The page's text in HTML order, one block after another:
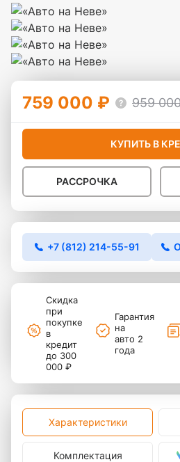
759 000 ₽ 959
КУПИТЬ В
РАССРОЧКА
+7 (812) 214-55-91
Скидка
при
покупке
в
кредит
до 300
000 ₽
Гарантия
на
авто 2
года
Характеристики
Комплектация